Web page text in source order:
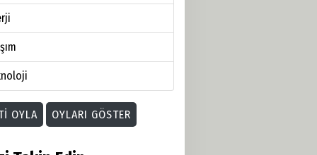
OYLA OYLARI GÖSTER